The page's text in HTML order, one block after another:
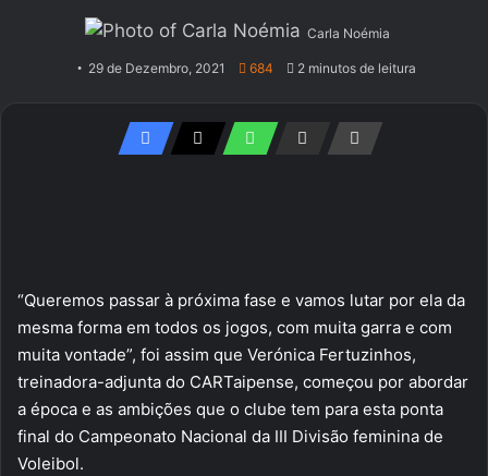
Carla Noémia
29 de Dezembro, 2021 684 2 minutos de leitura
“Queremos passar à próxima fase e vamos lutar por ela da
mesma forma em todos os jogos, com muita garra e com
muita vontade”, foi assim que Verónica Fertuzinhos,
treinadora-adjunta do CARTaipense, começou por abordar
a época e as ambições que o clube tem para esta ponta
final do Campeonato Nacional da III Divisão feminina de
Voleibol.